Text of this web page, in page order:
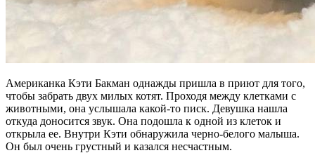
Американка Кэти Бакман однажды пришла в приют для того,
чтобы забрать двух милых котят. Проходя между клетками с
животными, она услышала какой-то писк. Девушка нашла
откуда доносится звук. Она подошла к одной из клеток и
открыла ее. Внутри Кэти обнаружила черно-белого малыша.
Он был очень грустный и казался несчастным.